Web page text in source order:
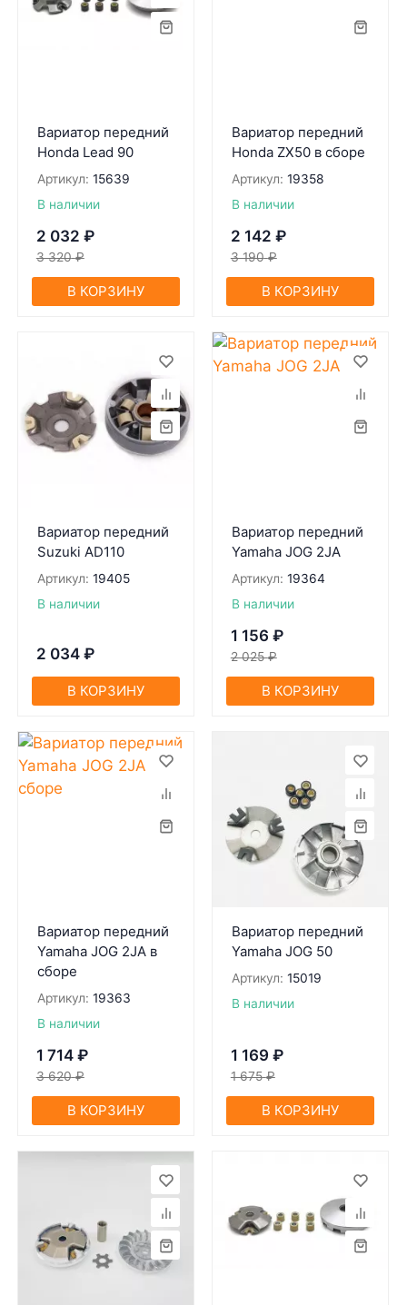
Вариатор передний
Honda Lead 90
Артикул: 15639
В наличии
2 032 ₽
3 320 ₽
В КОРЗИНУ
Вариатор передний
Honda ZX50 в сборе
Артикул: 19358
В наличии
2 142 ₽
3 190 ₽
В КОРЗИНУ
Вариатор передний
Suzuki AD110
Артикул: 19405
В наличии
2 034 ₽
В КОРЗИНУ
Вариатор передний
Yamaha JOG 2JA
Артикул: 19364
В наличии
1 156 ₽
2 025 ₽
В КОРЗИНУ
Вариатор передний
Yamaha JOG 2JA в
сборе
Артикул: 19363
В наличии
1 714 ₽
3 620 ₽
В КОРЗИНУ
Вариатор передний
Yamaha JOG 50
Артикул: 15019
В наличии
1 169 ₽
1 675 ₽
В КОРЗИНУ